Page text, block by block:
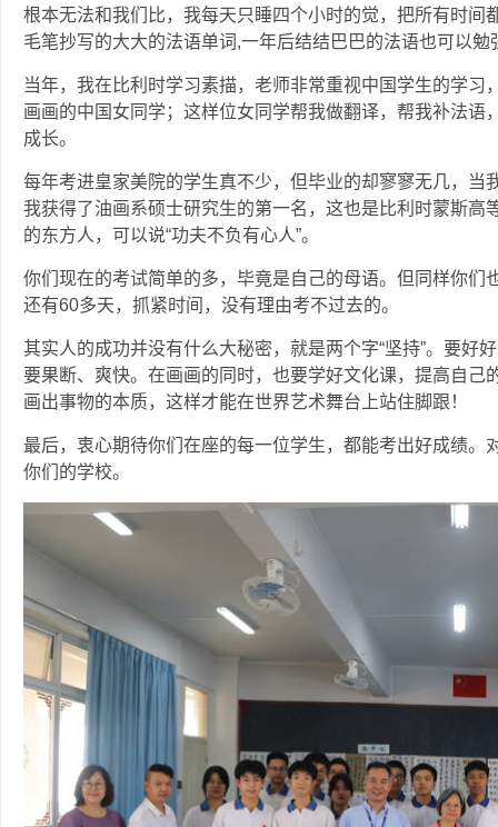
根本无法和我们比，我每天只睡四个小时的觉，把所有时间
毛笔抄写的大大的法语单词,一年后结结巴巴的法语也可以勉
当年，我在比利时学习素描，老师非常重视中国学生的学
画画的中国女同学；这样位女同学帮我做翻译，帮我补法语
成长。
每年考进皇家美院的学生真不少，但毕业的却寥寥无几，当
我获得了油画系硕士研究生的第一名，这也是比利时蒙斯高
的东方人，可以说“功夫不负有心人”。
你们现在的考试简单的多，毕竟是自己的母语。但同样你们
还有60多天，抓紧时间，没有理由考不过去的。
其实人的成功并没有什么大秘密，就是两个字“坚持”。要好
要果断、爽快。在画画的同时，也要学好文化课，提高自己
画出事物的本质，这样才能在世界艺术舞台上站住脚跟！
最后，衷心期待你们在座的每一位学生，都能考出好成绩。
你们的学校。